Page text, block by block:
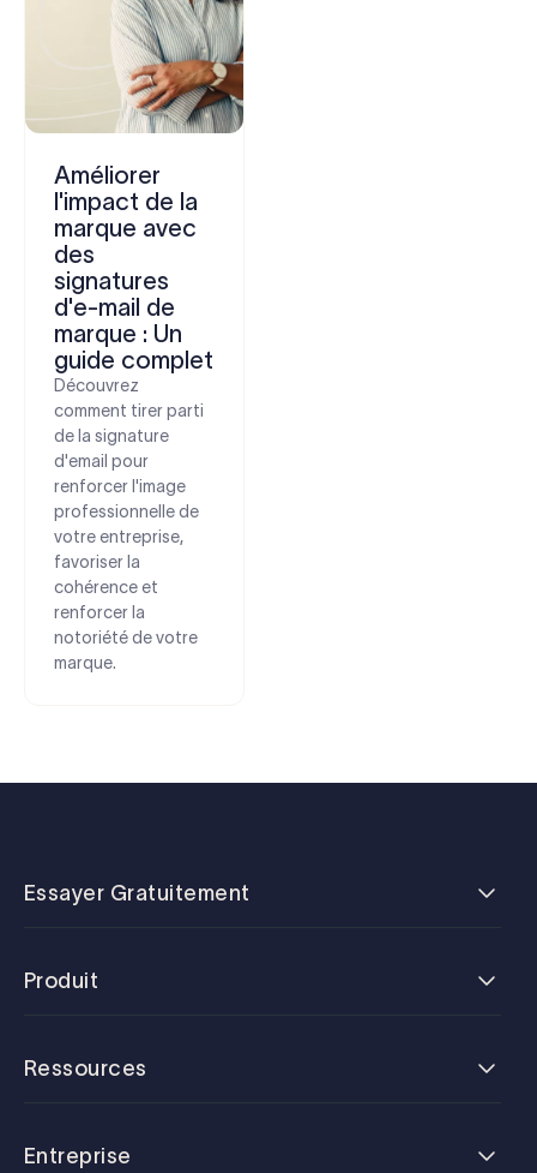
Améliorer
l'impact de la
marque avec
des
signatures
d'e-mail de
marque : Un
guide complet
Découvrez
comment tirer parti
de la signature
d'email pour
renforcer l'image
professionnelle de
votre entreprise,
favoriser la
cohérence et
renforcer la
notoriété de votre
marque.
Essayer Gratuitement
Produit
Ressources
Entreprise